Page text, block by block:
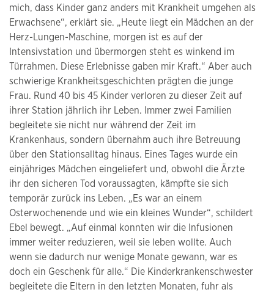
mich, dass Kinder ganz anders mit Krankheit umgehen als
Erwachsene“, erklärt sie. „Heute liegt ein Mädchen an der
Herz-Lungen-Maschine, morgen ist es auf der
Intensivstation und übermorgen steht es winkend im
Türrahmen. Diese Erlebnisse gaben mir Kraft.“ Aber auch
schwierige Krankheitsgeschichten prägten die junge
Frau. Rund 40 bis 45 Kinder verloren zu dieser Zeit auf
ihrer Station jährlich ihr Leben. Immer zwei Familien
begleitete sie nicht nur während der Zeit im
Krankenhaus, sondern übernahm auch ihre Betreuung
über den Stationsalltag hinaus. Eines Tages wurde ein
einjähriges Mädchen eingeliefert und, obwohl die Ärzte
ihr den sicheren Tod voraussagten, kämpfte sie sich
temporär zurück ins Leben. „Es war an einem
Osterwochenende und wie ein kleines Wunder“, schildert
Ebel bewegt. „Auf einmal konnten wir die Infusionen
immer weiter reduzieren, weil sie leben wollte. Auch
wenn sie dadurch nur wenige Monate gewann, war es
doch ein Geschenk für alle.“ Die Kinderkrankenschwester
begleitete die Eltern in den letzten Monaten, fuhr als